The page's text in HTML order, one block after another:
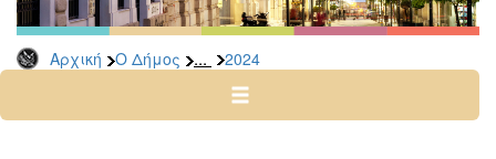
Αρχική Ο Δήμος ... 2024
Αρχείο
2026
2024